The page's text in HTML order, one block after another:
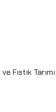
Fıstık Tarımı